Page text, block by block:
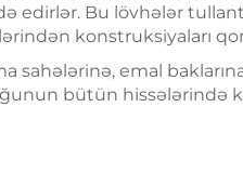
edirlər. Bu lövhələr
konstruksiyaları
sahələrinə, emal
bütün hissələrində